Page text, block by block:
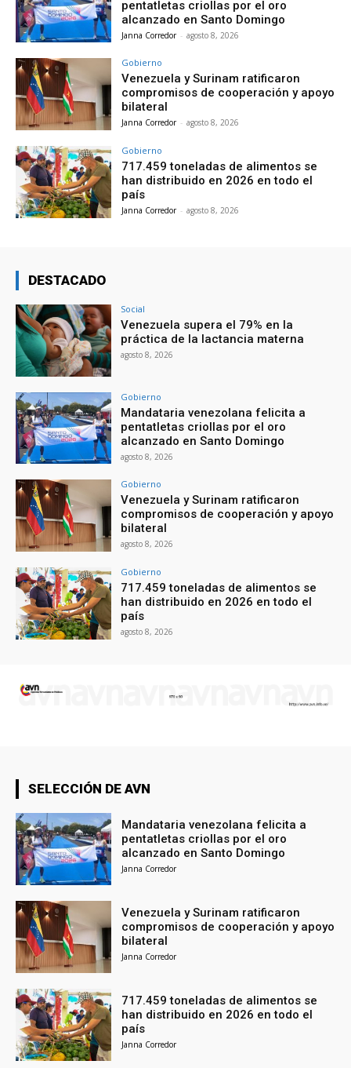
pentatletas criollas por el oro
alcanzado en Santo Domingo
Janna Corredor - agosto 8, 2026
Gobierno
Venezuela y Surinam ratificaron
compromisos de cooperación y apoyo
bilateral
Janna Corredor - agosto 8, 2026
Gobierno
717.459 toneladas de alimentos se
han distribuido en 2026 en todo el
país
Janna Corredor - agosto 8, 2026
DESTACADO
Social
Venezuela supera el 79% en la
práctica de la lactancia materna
agosto 8, 2026
Gobierno
Mandataria venezolana felicita a
pentatletas criollas por el oro
alcanzado en Santo Domingo
agosto 8, 2026
Gobierno
Venezuela y Surinam ratificaron
compromisos de cooperación y apoyo
bilateral
agosto 8, 2026
Gobierno
717.459 toneladas de alimentos se
han distribuido en 2026 en todo el
país
agosto 8, 2026
SELECCIÓN DE AVN
Mandataria venezolana felicita a
pentatletas criollas por el oro
alcanzado en Santo Domingo
Janna Corredor
Venezuela y Surinam ratificaron
compromisos de cooperación y apoyo
bilateral
Janna Corredor
717.459 toneladas de alimentos se
han distribuido en 2026 en todo el
país
Janna Corredor